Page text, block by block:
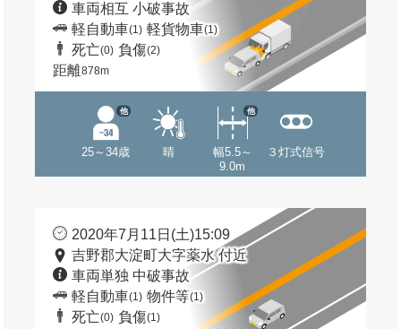
車両相互 小破事故
軽自動車(1) 軽貨物車(1)
死亡(0) 負傷(2)
距離878m
25～34歳
他
晴
幅5.5～
9.0m
他
３灯式信号
2020年7月11日(土)15:09
吉野郡大淀町大字薬水 付近
車両単独 中破事故
軽自動車(1) 物件等(1)
死亡(0) 負傷(1)